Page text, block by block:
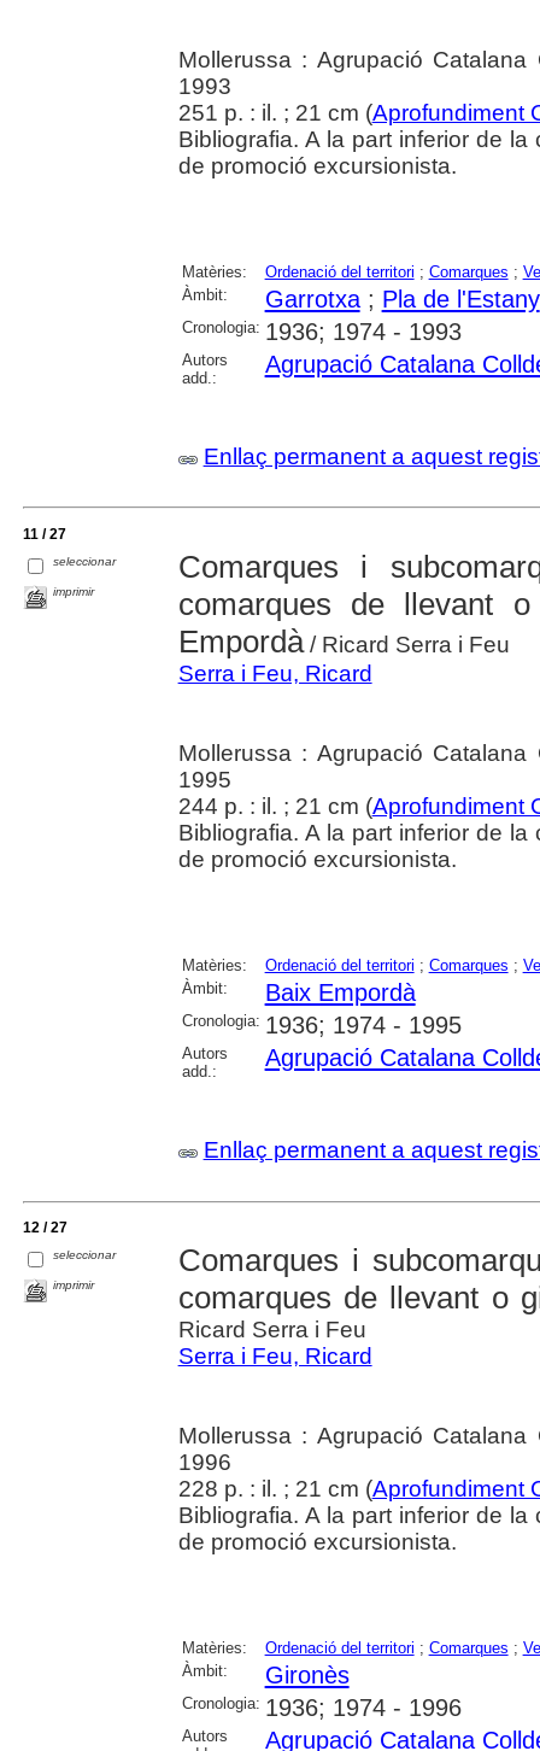
Mollerussa : Agrupació
1993
251 p. : il. ; 21 cm (Aprofundiment
Bibliografia. A la part inferior de
de promoció excursionista.
Matèries: Ordenació del territori ; Comarques ;
Àmbit:
Garrotxa; Pla de l'Estany
Cronologia: 1936; 1974 - 1993
Autors
add.:
Agrupació Catalana
Enllaç permanent a aquest
11 / 27
seleccionar
imprimir
Comarques i
comarques de llevant
Empordà/ Ricard Serra i Feu
Serra i Feu, Ricard
Mollerussa : Agrupació
1995
244 p. : il. ; 21 cm (Aprofundiment
Bibliografia. A la part inferior de
de promoció excursionista.
Matèries: Ordenació del territori ; Comarques ;
Àmbit:
Baix Empordà
Cronologia: 1936; 1974 - 1995
Autors
add.:
Agrupació Catalana
Enllaç permanent a aquest
12 / 27
seleccionar
imprimir
Comarques i
comarques de llevant o
Ricard Serra i Feu
Serra i Feu, Ricard
Mollerussa : Agrupació
1996
228 p. : il. ; 21 cm (Aprofundiment
Bibliografia. A la part inferior de
de promoció excursionista.
Matèries: Ordenació del territori ; Comarques ;
Àmbit:
Gironès
Cronologia: 1936; 1974 - 1996
Autors
Agrupació Catalana